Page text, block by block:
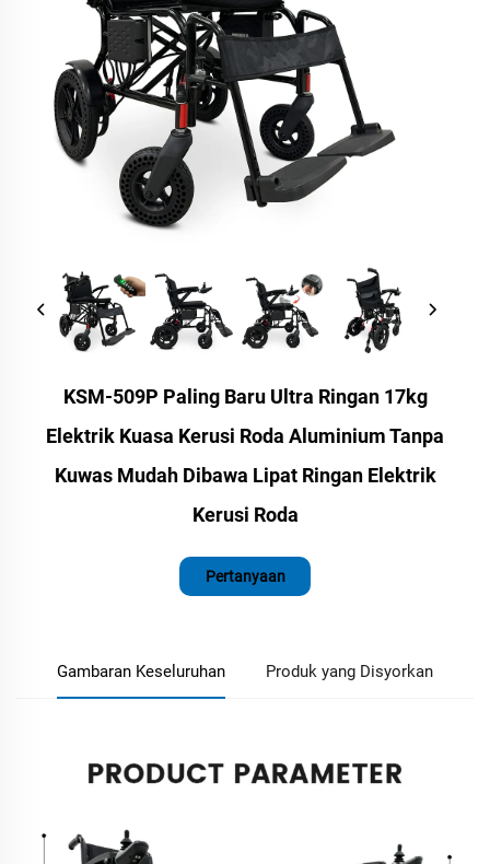
KSM-509P Paling Baru Ultra Ringan 17kg
Elektrik Kuasa Kerusi Roda Aluminium Tanpa
Kuwas Mudah Dibawa Lipat Ringan Elektrik
Kerusi Roda
Pertanyaan
Gambaran Keseluruhan Produk yang Disyorkan